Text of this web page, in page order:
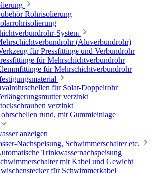
Rohrisolierung
System
(Aluverbundrohr)
für Pressfittinge und Verbundrohr
für Mehrschichtverbundrohr
für Mehrschichtverbundrohr
für Solar-Doppelrohr
verzinkt
verzinkt
rund, mit Gummieinlage
anzeigen
Nachspeisung, Schwimmerschalter etc.
Trinkwassernachspeisung
mit Kabel und Gewicht
für Schwimmerkabel